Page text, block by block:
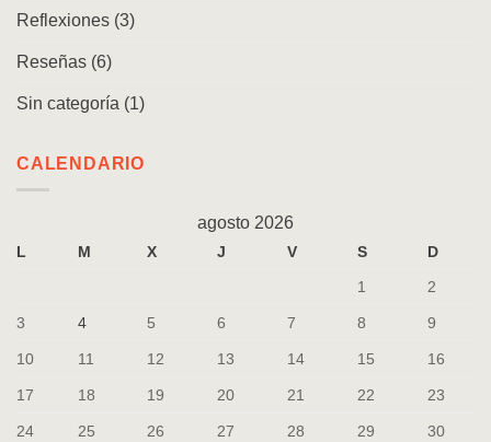
Reflexiones (3)
Reseñas (6)
Sin categoría (1)
CALENDARIO
agosto 2026
L M X J V S
D
1
2
3 4 5 6 7 8 9
10 11 12 13 14 15 16
17 18 19 20 21 22 23
24 25 26 27 28 29 30